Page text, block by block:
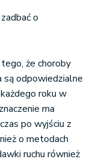
o
że choroby
są odpowiedzialne
roku w
ma
po wyjściu z
o metodach
ruchu również